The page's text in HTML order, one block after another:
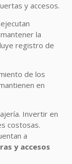
y accesos.
ejecutan
la
registro de
de los
en
Invertir en
costosas.
a
y accesos